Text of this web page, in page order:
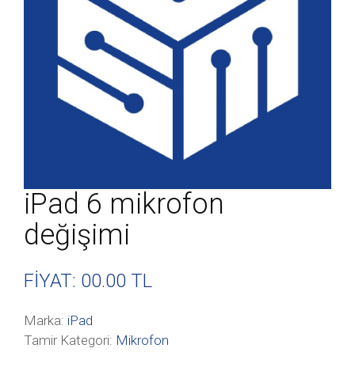
iPad 6 mikrofon
değişimi
FİYAT: 00.00 TL
Marka: iPad
Tamir Kategori: Mikrofon